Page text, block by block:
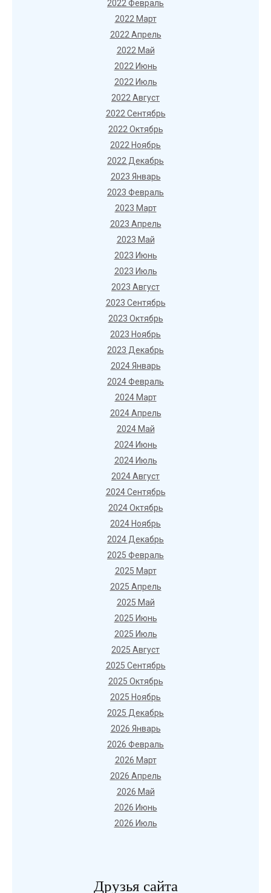
2022 Февраль
2022 Март
2022 Апрель
2022 Май
2022 Июнь
2022 Июль
2022 Август
2022 Сентябрь
2022 Октябрь
2022 Ноябрь
2022 Декабрь
2023 Январь
2023 Февраль
2023 Март
2023 Апрель
2023 Май
2023 Июнь
2023 Июль
2023 Август
2023 Сентябрь
2023 Октябрь
2023 Ноябрь
2023 Декабрь
2024 Январь
2024 Февраль
2024 Март
2024 Апрель
2024 Май
2024 Июнь
2024 Июль
2024 Август
2024 Сентябрь
2024 Октябрь
2024 Ноябрь
2024 Декабрь
2025 Февраль
2025 Март
2025 Апрель
2025 Май
2025 Июнь
2025 Июль
2025 Август
2025 Сентябрь
2025 Октябрь
2025 Ноябрь
2025 Декабрь
2026 Январь
2026 Февраль
2026 Март
2026 Апрель
2026 Май
2026 Июнь
2026 Июль
Друзья сайта